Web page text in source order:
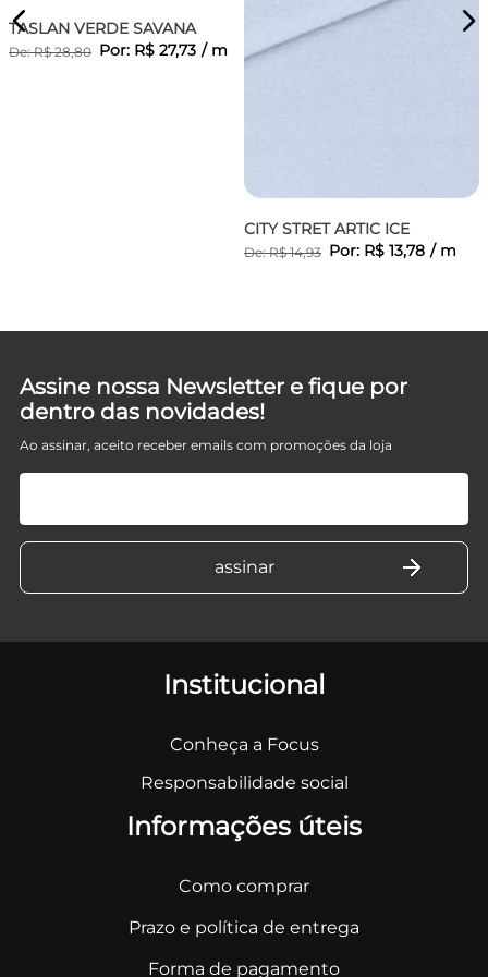
TASLAN VERDE SAVANA
De:R$ 28,80 Por: R$ 27,73 / m
CITY STRET ARTIC ICE
De:R$ 14,93 Por: R$ 13,78 / m
Assine nossa Newsletter e fique por
dentro das novidades!
Ao assinar, aceito receber emails com promoções da loja
Institucional
Conheça a Focus
Responsabilidade social
Informações úteis
Como comprar
Prazo e política de entrega
Forma de pagamento